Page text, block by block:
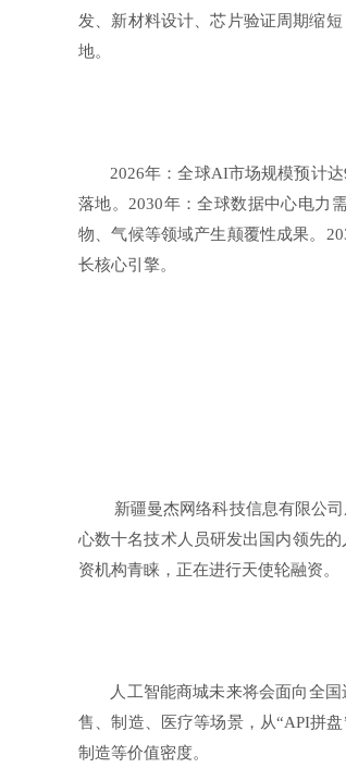
发、新材料设计、芯片验证周期缩
地。
2026年：全球AI市场规模预计达
落地。2030年：全球数据中心电力
物、气候等领域产生颠覆性成果。
长核心引擎。
新疆曼杰网络科技信息有限公司
心数十名技术人员研发出国内领先
资机构青睐，正在进行天使轮融资。
人工智能商城未来将会面向全国
售、制造、医疗等场景，从“API拼
制造等价值密度。